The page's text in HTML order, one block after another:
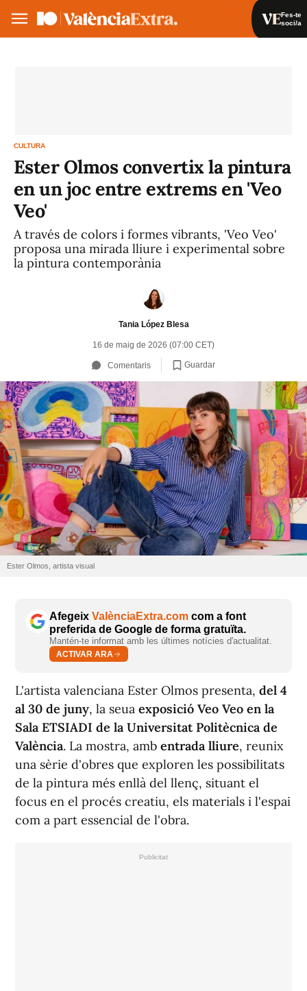
Fes-te
soci/a
CULTURA
Ester Olmos convertix la pintura
en un joc entre extrems en 'Veo
Veo'
A través de colors i formes vibrants, 'Veo Veo'
proposa una mirada lliure i experimental sobre
la pintura contemporània
Tania López Blesa
16 de maig de 2026 (07:00 CET)
Comentaris Guardar
Ester Olmos, artista visual
Afegeix ValènciaExtra.com com a font
preferida de Google de forma gratuïta.
Mantén-te informat amb les últimes notícies d'actualitat.
ACTIVAR ARA
L'artista valenciana Ester Olmos presenta, del 4
al 30 de juny, la seua exposició Veo Veo en la
Sala ETSIADI de la Universitat Politècnica de
València. La mostra, amb entrada lliure, reunix
una sèrie d'obres que exploren les possibilitats
de la pintura més enllà del llenç, situant el
focus en el procés creatiu, els materials i l'espai
com a part essencial de l'obra.